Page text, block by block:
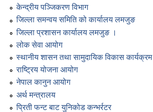
केन्द्रीय पञ्जिकरण विभाग
जिल्ला समन्वय समिति को कार्यालय लमजुङ
जिल्ला प्रशासन कार्यालय लमजुङ ।
लोक सेवा आयोग
स्थानीय शासन तथा सामुदायिक विकास कार्यक्रम
राष्ट्रिय योजना आयोग
नेपाल कानुन आयोग
अर्थ मन्त्रालय
प्रिती फन्ट बाट युनिकोड कन्भर्रटर